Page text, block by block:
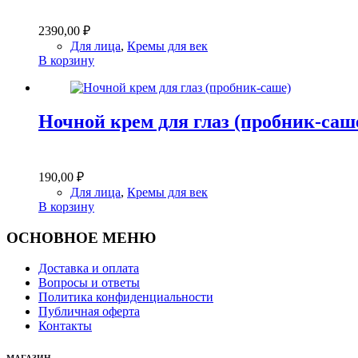
2390,00 ₽
Для лица, Кремы для век
В корзину
Ночной крем для глаз (пробник-
190,00 ₽
Для лица, Кремы для век
В корзину
ОСНОВНОЕ МЕНЮ
Доставка и оплата
Вопросы и ответы
Политика конфиденциальности
Публичная оферта
Контакты